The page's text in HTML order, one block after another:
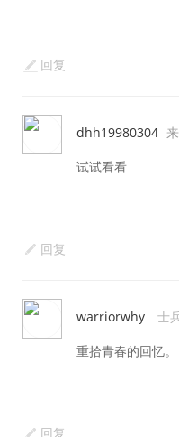
回复
dhh19980304
试试看看
回复
warriorwhy 士
重拾青春的回忆。
回复